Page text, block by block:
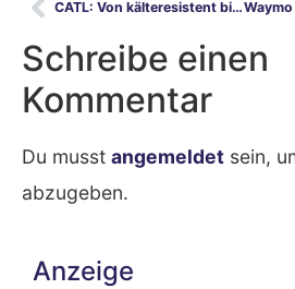
CATL: Von kälteresistent bis zur Luft-Batterie
Schreibe einen
Kommentar
Du musst angemeldet sein,
abzugeben.
Anzeige